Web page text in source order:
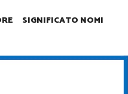
SIGNIFICATO NOMI